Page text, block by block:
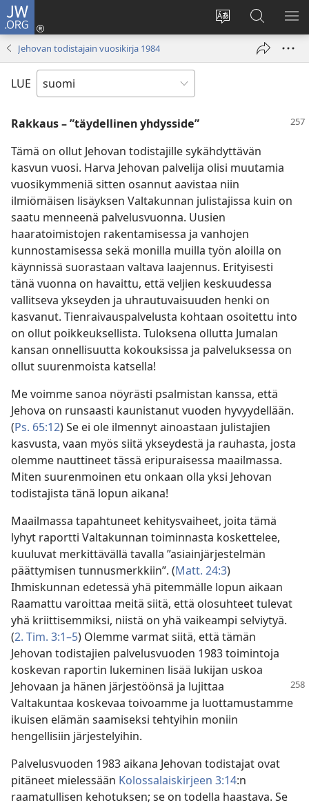
JW.ORG
Vaihda
sivuston
Kirjaudu
(avaa
Hae
JW.ORG-
sivustolta
Jehovan todistajain vuosikirja 1984
LUE
Rakkaus – ”täydellinen yhdysside”
Tämä on ollut Jehovan todistajille sykähdyttävän
kasvun vuosi. Harva Jehovan palvelija olisi muutamia
vuosikymmeniä sitten osannut aavistaa niin
ilmiömäisen lisäyksen Valtakunnan julistajissa kuin on
saatu menneenä palvelusvuonna. Uusien
haaratoimistojen rakentamisessa ja vanhojen
kunnostamisessa sekä monilla muilla työn aloilla on
käynnissä suorastaan valtava laajennus. Erityisesti
tänä vuonna on havaittu, että veljien keskuudessa
vallitseva ykseyden ja uhrautuvaisuuden henki on
kasvanut. Tienraivauspalvelusta kohtaan osoitettu into
on ollut poikkeuksellista. Tuloksena ollutta Jumalan
kansan onnellisuutta kokouksissa ja palveluksessa on
ollut suurenmoista katsella!
Me voimme sanoa nöyrästi psalmistan kanssa, että
Jehova on runsaasti kaunistanut vuoden hyvyydellään.
(Ps. 65:12) Se ei ole ilmennyt ainoastaan julistajien
kasvusta, vaan myös siitä ykseydestä ja rauhasta, josta
olemme nauttineet tässä eripuraisessa maailmassa.
Miten suurenmoinen etu onkaan olla yksi Jehovan
todistajista tänä lopun aikana!
Maailmassa tapahtuneet kehitysvaiheet, joita tämä
lyhyt raportti Valtakunnan toiminnasta koskettelee,
kuuluvat merkittävällä tavalla ”asiainjärjestelmän
päättymisen tunnusmerkkiin”. (Matt. 24:3)
Ihmiskunnan edetessä yhä pitemmälle lopun aikaan
Raamattu varoittaa meitä siitä, että olosuhteet tulevat
yhä kriittisemmiksi, niistä on yhä vaikeampi selviytyä.
(2. Tim. 3:1–5) Olemme varmat siitä, että tämän
Jehovan todistajien palvelusvuoden 1983 toimintoja
koskevan raportin lukeminen lisää lukijan uskoa
Jehovaan ja hänen järjestöönsä ja lujittaa
Valtakuntaa koskevaa toivoamme ja luottamustamme
ikuisen elämän saamiseksi tehtyihin moniin
hengellisiin järjestelyihin.
Palvelusvuoden 1983 aikana Jehovan todistajat ovat
pitäneet mielessään Kolossalaiskirjeen 3:14:n
raamatullisen kehotuksen; se on todella haastava. Se